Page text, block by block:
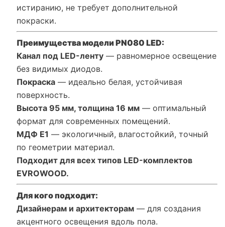
истиранию, не требует дополнительной
покраски.
Преимущества модели PN080 LED:
Канал под LED-ленту — равномерное освещение
без видимых диодов.
Покраска — идеально белая, устойчивая
поверхность.
Высота 95 мм, толщина 16 мм — оптимальный
формат для современных помещений.
МДФ Е1 — экологичный, влагостойкий, точный
по геометрии материал.
Подходит для всех типов LED-комплектов
EVROWOOD.
Для кого подходит:
Дизайнерам и архитекторам — для создания
акцентного освещения вдоль пола.